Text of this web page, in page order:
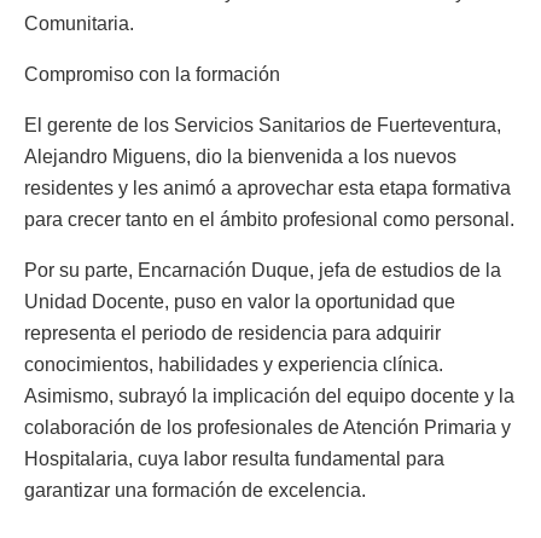
Comunitaria.
Compromiso con la formación
El gerente de los Servicios Sanitarios de Fuerteventura,
Alejandro Miguens, dio la bienvenida a los nuevos
residentes y les animó a aprovechar esta etapa formativa
para crecer tanto en el ámbito profesional como personal.
Por su parte, Encarnación Duque, jefa de estudios de la
Unidad Docente, puso en valor la oportunidad que
representa el periodo de residencia para adquirir
conocimientos, habilidades y experiencia clínica.
Asimismo, subrayó la implicación del equipo docente y la
colaboración de los profesionales de Atención Primaria y
Hospitalaria, cuya labor resulta fundamental para
garantizar una formación de excelencia.